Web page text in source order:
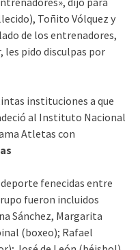
Toñito Vólquez y
de los entrenadores,
les pido disculpas por
instituciones a que
al Instituto Nacional
Atletas con
fenecidas entre
fueron incluidos
Sánchez, Margarita
(boxeo); Rafael